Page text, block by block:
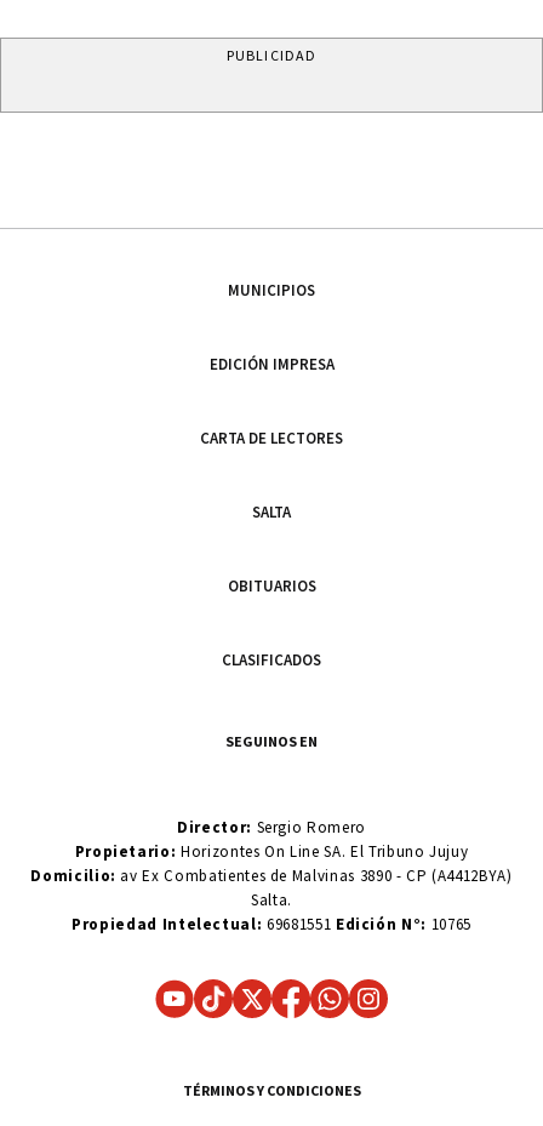
PUBLICIDAD
MUNICIPIOS
EDICIÓN IMPRESA
CARTA DE LECTORES
SALTA
OBITUARIOS
CLASIFICADOS
SEGUINOS EN
Director: Sergio Romero
Propietario:Horizontes On Line SA. El Tribuno Jujuy
Domicilio: av Ex Combatientes de Malvinas 3890 - CP (A4412BYA)
Salta.
Propiedad Intelectual: 69681551 Edición N°: 10765
TÉRMINOS Y CONDICIONES